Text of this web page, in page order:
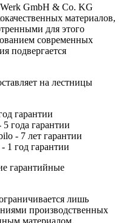
GmbH & Со. KG
материалов,
для этого
современных
подвергается
на лестницы
гарантии
года гарантии
- 7 лет гарантии
- 1 год гарантии
гарантийные
лишь
производственных